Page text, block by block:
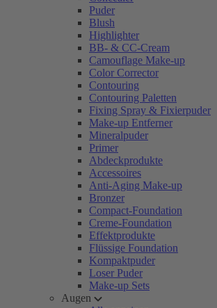
Puder
Blush
Highlighter
BB- & CC-Cream
Camouflage Make-up
Color Corrector
Contouring
Contouring Paletten
Fixing Spray & Fixierpuder
Make-up Entferner
Mineralpuder
Primer
Abdeckprodukte
Accessoires
Anti-Aging Make-up
Bronzer
Compact-Foundation
Creme-Foundation
Effektprodukte
Flüssige Foundation
Kompaktpuder
Loser Puder
Make-up Sets
Augen